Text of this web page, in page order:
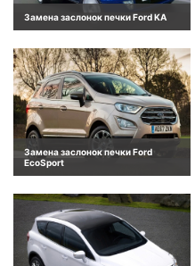
Замена заслонок печки Ford KA
Замена заслонок печки Ford
EcoSport